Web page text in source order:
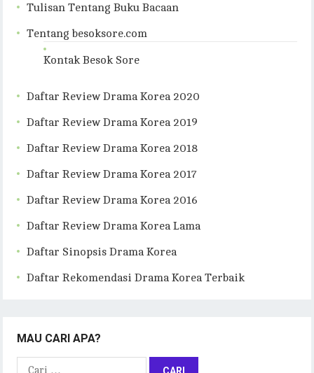
Tulisan Tentang Buku Bacaan
Tentang besoksore.com
Kontak Besok Sore
Daftar Review Drama Korea 2020
Daftar Review Drama Korea 2019
Daftar Review Drama Korea 2018
Daftar Review Drama Korea 2017
Daftar Review Drama Korea 2016
Daftar Review Drama Korea Lama
Daftar Sinopsis Drama Korea
Daftar Rekomendasi Drama Korea Terbaik
MAU CARI APA?
Cari